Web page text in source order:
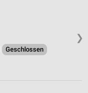
❯
Geschlossen